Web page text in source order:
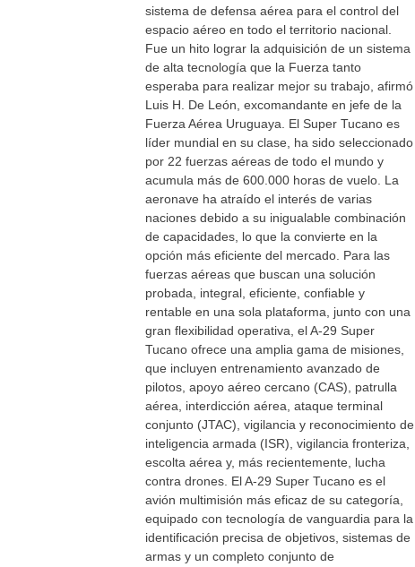
sistema de defensa aérea para el control del
espacio aéreo en todo el territorio nacional.
Fue un hito lograr la adquisición de un sistema
de alta tecnología que la Fuerza tanto
esperaba para realizar mejor su trabajo, afirmó
Luis H. De León, excomandante en jefe de la
Fuerza Aérea Uruguaya. El Super Tucano es
líder mundial en su clase, ha sido seleccionado
por 22 fuerzas aéreas de todo el mundo y
acumula más de 600.000 horas de vuelo. La
aeronave ha atraído el interés de varias
naciones debido a su inigualable combinación
de capacidades, lo que la convierte en la
opción más eficiente del mercado. Para las
fuerzas aéreas que buscan una solución
probada, integral, eficiente, confiable y
rentable en una sola plataforma, junto con una
gran flexibilidad operativa, el A-29 Super
Tucano ofrece una amplia gama de misiones,
que incluyen entrenamiento avanzado de
pilotos, apoyo aéreo cercano (CAS), patrulla
aérea, interdicción aérea, ataque terminal
conjunto (JTAC), vigilancia y reconocimiento de
inteligencia armada (ISR), vigilancia fronteriza,
escolta aérea y, más recientemente, lucha
contra drones. El A-29 Super Tucano es el
avión multimisión más eficaz de su categoría,
equipado con tecnología de vanguardia para la
identificación precisa de objetivos, sistemas de
armas y un completo conjunto de